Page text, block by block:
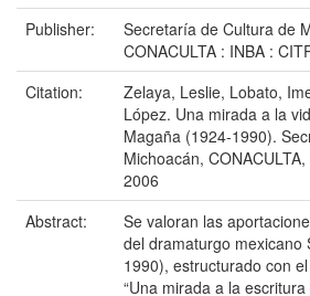
Publisher:
Secretaría de Cultura de
CONACULTA : INBA :
Citation:
Zelaya, Leslie, Lobato,
López. Una mirada a la
Magaña (1924-1990).
Michoacán,
2006
Abstract:
Se valoran las
del dramaturgo mexicano
1990), estructurado con
“Una mirada a la